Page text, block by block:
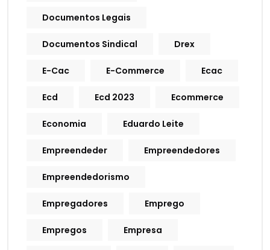
Documentos Legais
Documentos Sindical Drex
E-Cac E-Commerce Ecac
Ecd Ecd 2023 Ecommerce
Economia Eduardo Leite
Empreendeder Empreendedores
Empreendedorismo
Empregadores Emprego
Empregos Empresa